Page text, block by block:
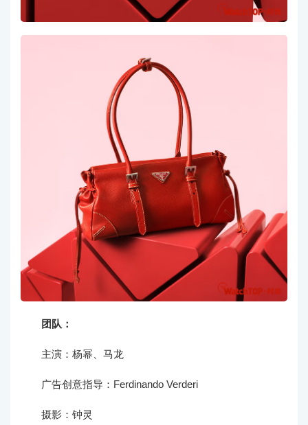
团队：
主演：杨幂、马龙
广告创意指导：Ferdinando Verderi
摄影：钟灵